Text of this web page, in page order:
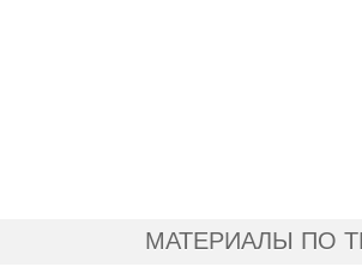
МАТЕРИАЛЫ ПО